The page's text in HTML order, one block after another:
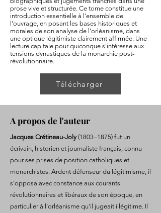
prose vive et structurée. Ce tome constitue une
introduction essentielle à l’ensemble de
l’ouvrage, en posant les bases historiques et
morales de son analyse de l’orléanisme, dans
une optique légitimiste clairement affirmée. Une
lecture capitale pour quiconque s’intéresse aux
tensions dynastiques de la monarchie post-
révolutionnaire.
Télécharger
A propos de l'auteur
Jacques Crétineau-Joly(1803–1875) fut un
écrivain, historien et journaliste français, connu
pour ses prises de position catholiques et
monarchistes. Ardent défenseur du légitimisme, il
s’opposa avec constance aux courants
révolutionnaires et libéraux de son époque, en
particulier à l’orléanisme qu’il jugeait illégitime. Il